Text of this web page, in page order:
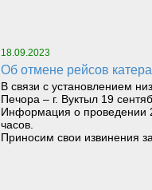
18.09.2023
Об отмене рейсов
В связи с установлением
Печора – г. Вуктыл 19
Информация о проведении
часов.
Приносим свои извинения